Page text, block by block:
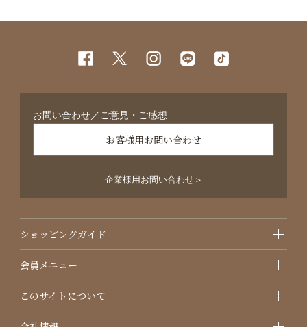
お問い合わせ／ご意見・ご感想
お客様用お問い合わせ
企業様用お問い合わせ＞
ショッピングガイド
会員メニュー
このサイトについて